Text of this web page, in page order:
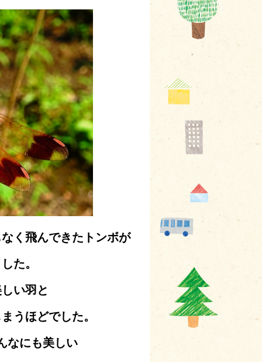
く飛んできたトンボが
た。
い羽と
うほどでした。
なにも美しい